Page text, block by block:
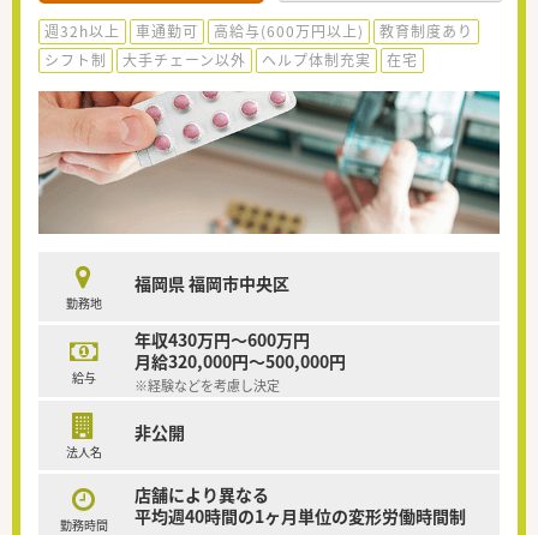
週32h以上 車通勤可 高給与(600万円以上)
教育制度あり
シフト制
大手チェーン以外 ヘルプ体制充実 在宅
勤務地
福岡県 福岡市中央区
給与
年収430万円～600万円
月給320,000円～500,000円
※経験などを考慮し決定
法人名
非公開
勤務時間
店舗により異なる
平均週40時間の1ヶ月単位の変形労働時間制